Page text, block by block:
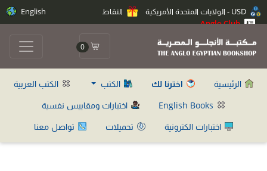
النقاط
Anglo Club
English
0
الرئيسية اخترنا لك الكتب
الكتب العربية
اختبارات ومقاييس نفسية
اختبارات الكترونية
تحميلات تواصل معنا